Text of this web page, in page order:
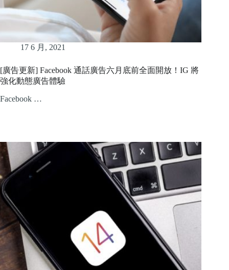
17 6 月, 2021
[廣告更新] Facebook 通話廣告六月底前全面開放！IG 將
強化動態廣告體驗
Facebook …